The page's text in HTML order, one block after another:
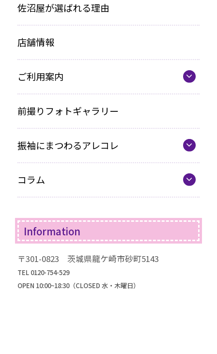
レンタルプラン
お買い上げプラン
ママ振プラン
写真のみプラン
佐沼屋が選ばれる理由
店舗情報
ご利用案内
各種お支払い方法
車いすをご利用の方へ
企業情報
前撮りフォトギャラリー
振袖にまつわるアレコレ
振袖選びQ&A
振袖ドレス
高級振袖コレクション
コラム
成人式までの流れ
Information
〒301-0823 茨城県龍ケ崎市砂町5143
TEL 0120-754-529
OPEN 10:00~18:30（CLOSED 水・木曜日）